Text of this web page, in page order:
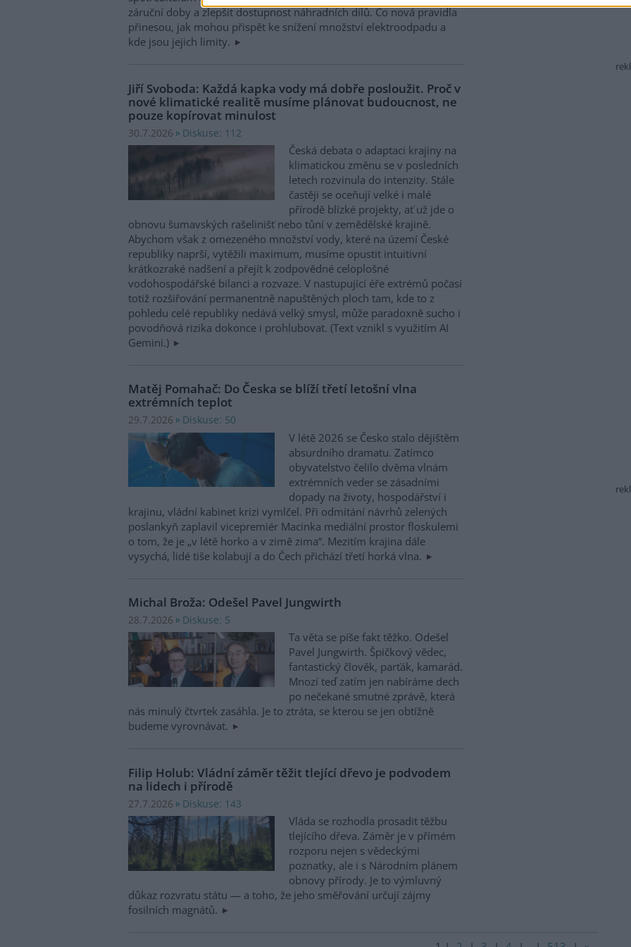
záruční doby a zlepšit dostupnost náhradních dílů. Co nová pravidla
přinesou, jak mohou přispět ke snížení množství elektroodpadu a
kde jsou jejich limity.
Jiří Svoboda: Každá kapka vody má dobře posloužit. Proč v
nové klimatické realitě musíme plánovat budoucnost, ne
pouze kopírovat minulost
30.7.2026 Diskuse: 112
Česká debata o adaptaci krajiny na
klimatickou změnu se v posledních
letech rozvinula do intenzity. Stále
častěji se oceňují velké i malé
přírodě blízké projekty, ať už jde o
obnovu šumavských rašelinišť nebo tůní v zemědělské krajině.
Abychom však z omezeného množství vody, které na území České
republiky naprší, vytěžili maximum, musíme opustit intuitivní
krátkozraké nadšení a přejít k zodpovědné celoplošné
vodohospodářské bilanci a rozvaze. V nastupující éře extrémů počasí
totiž rozšiřování permanentně napuštěných ploch tam, kde to z
pohledu celé republiky nedává velký smysl, může paradoxně sucho i
povodňová rizika dokonce i prohlubovat. (Text vznikl s využitím AI
Gemini.)
Matěj Pomahač: Do Česka se blíží třetí letošní vlna
extrémních teplot
29.7.2026 Diskuse: 50
V létě 2026 se Česko stalo dějištěm
absurdního dramatu. Zatímco
obyvatelstvo čelilo dvěma vlnám
extrémních veder se zásadními
dopady na životy, hospodářství i
krajinu, vládní kabinet krizi vymlčel. Při odmítání návrhů zelených
poslankyň zaplavil vicepremiér Macinka mediální prostor floskulemi
o tom, že je „v létě horko a v zimě zima“. Mezitím krajina dále
vysychá, lidé tiše kolabují a do Čech přichází třetí horká vlna.
Michal Broža: Odešel Pavel Jungwirth
28.7.2026 Diskuse: 5
Ta věta se píše fakt těžko. Odešel
Pavel Jungwirth. Špičkový vědec,
fantastický člověk, parťák, kamarád.
Mnozí teď zatím jen nabíráme dech
po nečekané smutné zprávě, která
nás minulý čtvrtek zasáhla. Je to ztráta, se kterou se jen obtížně
budeme vyrovnávat.
Filip Holub: Vládní záměr těžit tlející dřevo je podvodem
na lidech i přírodě
27.7.2026 Diskuse: 143
Vláda se rozhodla prosadit těžbu
tlejícího dřeva. Záměr je v přímém
rozporu nejen s vědeckými
poznatky, ale i s Národním plánem
obnovy přírody. Je to výmluvný
důkaz rozvratu státu — a toho, že jeho směřování určují zájmy
fosilních magnátů.